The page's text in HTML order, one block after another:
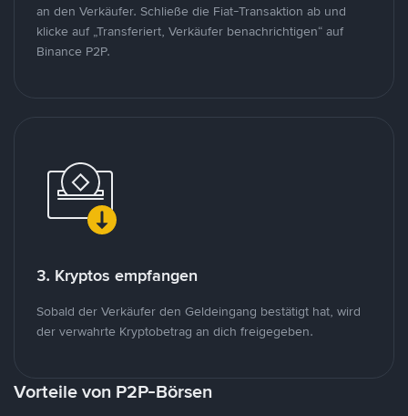
an den Verkäufer. Schließe die Fiat-Transaktion ab und
klicke auf „Transferiert, Verkäufer benachrichtigen“ auf
Binance P2P.
3. Kryptos empfangen
Sobald der Verkäufer den Geldeingang bestätigt hat, wird
der verwahrte Kryptobetrag an dich freigegeben.
Vorteile von P2P-Börsen